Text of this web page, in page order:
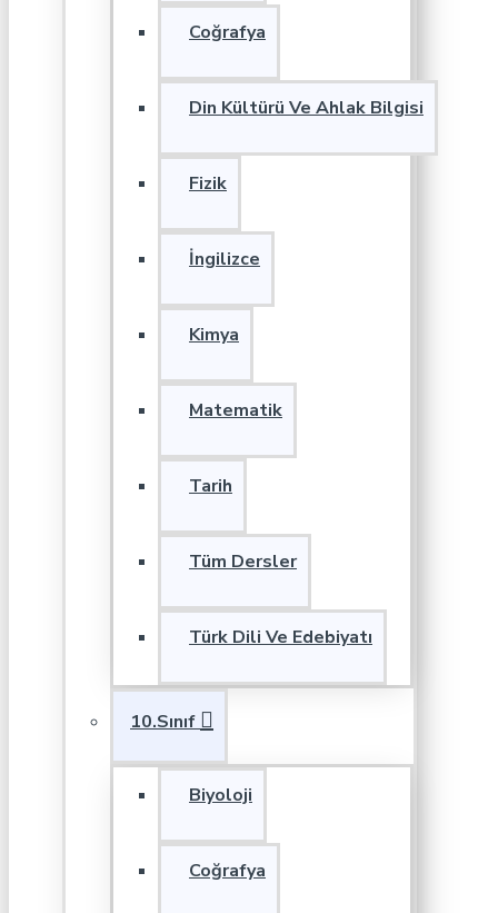
Coğrafya
Din Kültürü Ve Ahlak Bilgisi
Fizik
İngilizce
Kimya
Matematik
Tarih
Tüm Dersler
Türk Dili Ve Edebiyatı
10.Sınıf
Biyoloji
Coğrafya